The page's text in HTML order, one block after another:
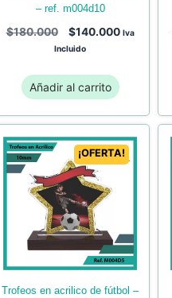
– ref. m004d10
$180.000 $140.000 Iva
Incluido
Añadir al carrito
¡OFERTA!
trofeos en acrilico de fútbol –